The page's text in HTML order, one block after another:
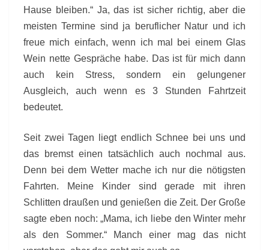
Hause bleiben.“ Ja, das ist sicher richtig, aber die
meisten Termine sind ja beruflicher Natur und ich
freue mich einfach, wenn ich mal bei einem Glas
Wein nette Gespräche habe. Das ist für mich dann
auch kein Stress, sondern ein gelungener
Ausgleich, auch wenn es 3 Stunden Fahrtzeit
bedeutet.
Seit zwei Tagen liegt endlich Schnee bei uns und
das bremst einen tatsächlich auch nochmal aus.
Denn bei dem Wetter mache ich nur die nötigsten
Fahrten. Meine Kinder sind gerade mit ihren
Schlitten draußen und genießen die Zeit. Der Große
sagte eben noch: „Mama, ich liebe den Winter mehr
als den Sommer.“ Manch einer mag das nicht